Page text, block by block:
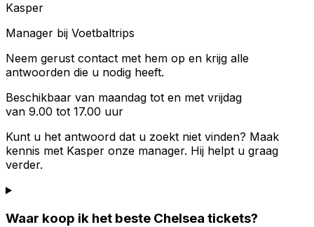
Kasper
Manager bij Voetbaltrips
Neem gerust contact met hem op en krijg alle
antwoorden die u nodig heeft.
Beschikbaar van maandag tot en met vrijdag
van 9.00 tot 17.00 uur
Kunt u het antwoord dat u zoekt niet vinden? Maak
kennis met Kasper onze manager. Hij helpt u graag
verder.
Waar koop ik het beste Chelsea tickets?